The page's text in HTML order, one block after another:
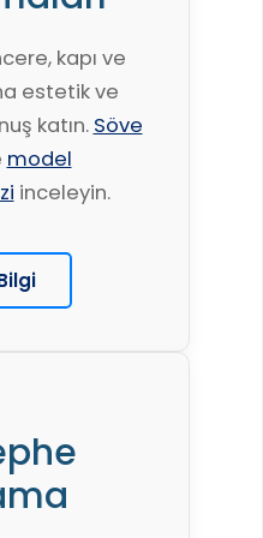
kapı ve
estetik ve
katın. Söve
model
inceleyin.